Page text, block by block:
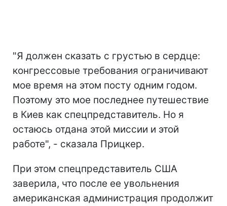
"Я должен сказать с грустью в сердце:
конгрессовые требования ограничивают
мое время на этом посту одним годом.
Поэтому это мое последнее путешествие
в Киев как спецпредставитель. Но я
остаюсь отдана этой миссии и этой
работе", - сказала Прицкер.
При этом спецпредставитель США
заверила, что после ее увольнения
американская администрация продолжит